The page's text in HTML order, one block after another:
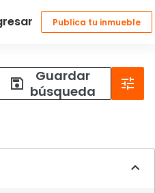
Guardar
búsqueda